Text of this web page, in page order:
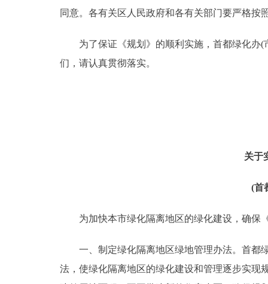
政务服务
北京概况
同意。各有关区人民政府和各有关部门要严格按
为了保证《规划》的顺利实施，首都绿化办(
们，请认真贯彻落实。
关于
(首
为加快本市绿化隔离地区的绿化建设，确保
一、制定绿化隔离地区绿地管理办法。首都绿
法，使绿化隔离地区的绿化建设和管理逐步实现